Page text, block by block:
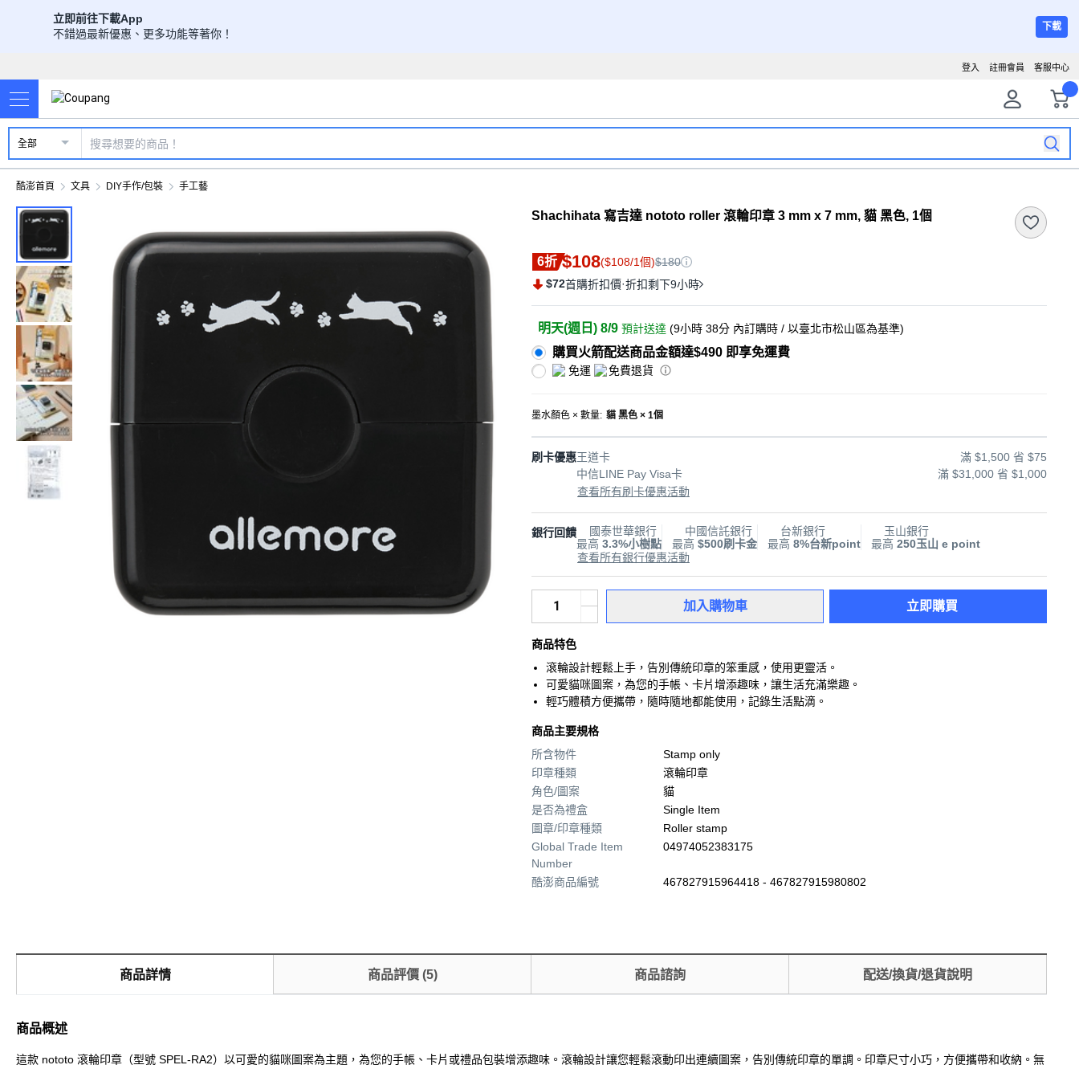
立即前往下載App
不錯過最新優惠、更多功能等著你！
下載
客服中心
註冊會員
登入
全部
酷澎首頁 文具 DIY手作/包裝 手工藝
Shachihata 寫吉達 nototo roller 滾輪印章 3 mm x 7 mm, 貓 黑色, 1個
6折 $108($108/1個)$180
$72首購折扣價·折扣剩下9小時
明天(週日) 8/9 預計送達 (9小時 38分 內訂購時 / 以臺北市松山區為基準)
購買火箭配送商品金額達$490 即享免運費
免運 免費退貨
墨水顏色 × 數量: 貓 黑色 × 1個
刷卡優惠王道卡
滿 $1,500 省 $75
中信LINE Pay Visa卡
滿 $31,000 省 $1,000
查看所有刷卡優惠活動
銀行回饋
國泰世華銀行
最高 3.3%小樹點
中國信託銀行
最高 $500刷卡金
台新銀行
最高 8%台新point
玉山銀行
最高 250玉山 e point
查看所有銀行優惠活動
加入購物車 立即購買
商品特色
滾輪設計輕鬆上手，告別傳統印章的笨重感，使用更靈活。
可愛貓咪圖案，為您的手帳、卡片增添趣味，讓生活充滿樂趣。
輕巧體積方便攜帶，隨時隨地都能使用，記錄生活點滴。
商品主要規格
所含物件
Stamp only
印章種類
滾輪印章
角色/圖案
貓
是否為禮盒
Single Item
圖章/印章種類
Roller stamp
Global Trade Item
Number
04974052383175
酷澎商品編號 467827915964418 - 467827915980802
商品詳情 商品評價(5) 商品諮詢 配送/換貨/退貨說明
商品概述
這款 nototo 滾輪印章（型號 SPEL-RA2）以可愛的貓咪圖案為主題，為您的手帳、卡片或禮品包裝增添趣味。滾輪設計讓您輕鬆滾動印出連續圖案，告別傳統印章的單調。印章尺寸小巧，方便攜帶和收納。無